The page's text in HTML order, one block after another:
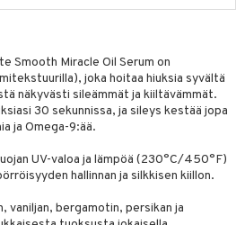
Smooth Miracle Oil Serum on
joka hoitaa hiuksia syvältä
näkyvästi sileämmät ja kiiltävämmät.
30 sekunnissa, ja sileys kestää jopa
ja Omega-9:ää.
UV-valoa ja lämpöä (230°C/450°F)
hallinnan ja silkkisen kiillon.
vaniljan, bergamotin, persikan ja